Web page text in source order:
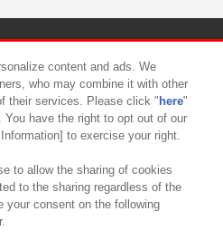
カスタマーハラスメント対応方針
content and ads. We
who may combine it with other
their services. Please click " here"
have the right to opt out of our
to exercise your right.
to allow the sharing of cookies
to the sharing regardless of the
your consent on the following